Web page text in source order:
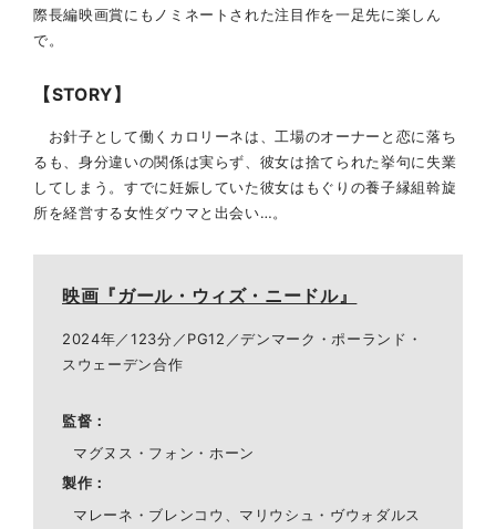
際長編映画賞にもノミネートされた注目作を一足先に楽しん
で。
【STORY】
お針子として働くカロリーネは、工場のオーナーと恋に落ち
るも、身分違いの関係は実らず、彼女は捨てられた挙句に失業
してしまう。すでに妊娠していた彼女はもぐりの養子縁組斡旋
所を経営する女性ダウマと出会い…。
映画『ガール・ウィズ・ニードル』
2024年／123分／PG12／デンマーク・ポーランド・
スウェーデン合作
監督
マグヌス・フォン・ホーン
製作
マレーネ・ブレンコウ、マリウシュ・ヴウォダルス